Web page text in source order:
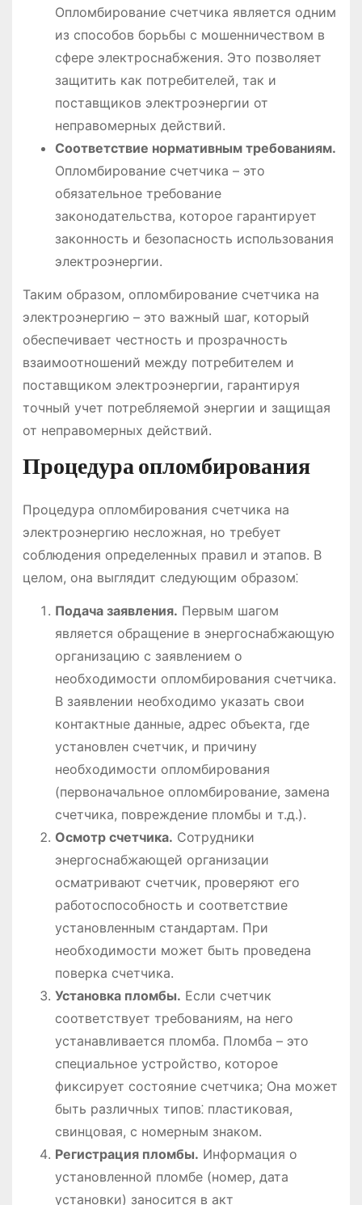
Опломбирование счетчика является одним
из способов борьбы с мошенничеством в
сфере электроснабжения. Это позволяет
защитить как потребителей, так и
поставщиков электроэнергии от
неправомерных действий.
Соответствие нормативным требованиям.
Опломбирование счетчика – это
обязательное требование
законодательства, которое гарантирует
законность и безопасность использования
электроэнергии.
Таким образом, опломбирование счетчика на
электроэнергию – это важный шаг, который
обеспечивает честность и прозрачность
взаимоотношений между потребителем и
поставщиком электроэнергии, гарантируя
точный учет потребляемой энергии и защищая
от неправомерных действий.
Процедура опломбирования
Процедура опломбирования счетчика на
электроэнергию несложная, но требует
соблюдения определенных правил и этапов. В
целом, она выглядит следующим образом⁚
Подача заявления. Первым шагом
является обращение в энергоснабжающую
организацию с заявлением о
необходимости опломбирования счетчика.
В заявлении необходимо указать свои
контактные данные, адрес объекта, где
установлен счетчик, и причину
необходимости опломбирования
(первоначальное опломбирование, замена
счетчика, повреждение пломбы и т.д.).
Осмотр счетчика. Сотрудники
энергоснабжающей организации
осматривают счетчик, проверяют его
работоспособность и соответствие
установленным стандартам. При
необходимости может быть проведена
поверка счетчика.
Установка пломбы. Если счетчик
соответствует требованиям, на него
устанавливается пломба. Пломба – это
специальное устройство, которое
фиксирует состояние счетчика; Она может
быть различных типов⁚ пластиковая,
свинцовая, с номерным знаком.
Регистрация пломбы. Информация о
установленной пломбе (номер, дата
установки) заносится в акт